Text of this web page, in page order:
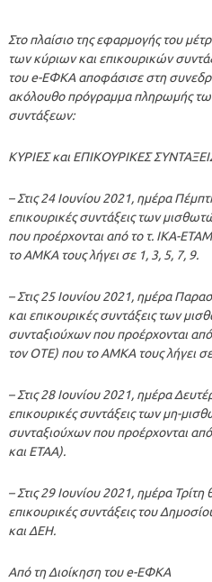
Στο πλαίσιο της εφαρμογής του
των κύριων και επικουρικών
του e-ΕΦΚΑ αποφάσισε στη
ακόλουθο πρόγραμμα πληρωμής
συντάξεων:
ΚΥΡΙΕΣ και ΕΠΙΚΟΥΡΙΚΕΣ
– Στις 24 Ιουνίου 2021, ημέρα
επικουρικές συντάξεις των
που προέρχονται από το τ. ΙΚΑ-
το ΑΜΚΑ τους λήγει σε 1, 3, 5, 7, 9.
– Στις 25 Ιουνίου 2021, ημέρα
και επικουρικές συντάξεις των
συνταξιούχων που προέρχονται
τον ΟΤΕ) που το ΑΜΚΑ τους λήγει
– Στις 28 Ιουνίου 2021, ημέρα
επικουρικές συντάξεις των μη-
συνταξιούχων που προέρχονται
και ΕΤΑΑ).
– Στις 29 Ιουνίου 2021, ημέρα
επικουρικές συντάξεις του
και ΔΕΗ.
Από τη Διοίκηση του e-ΕΦΚΑ